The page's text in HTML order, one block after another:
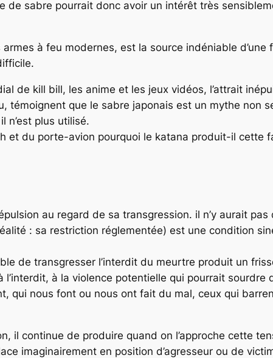
de sabre pourrait donc avoir un intérêt très
à feu modernes, est la source indéniable d’une
de kill bill, les anime et les jeux vidéos, l’attrait
que le sabre japonais est un mythe non
n’est plus utilisé.
et du porte-avion pourquoi le katana produit-il cette
au regard de sa transgression. il n’y aurait pas
: sa restriction réglementée) est une condition
de transgresser l’interdit du meurtre produit un
à la violence potentielle qui pourrait sourdre
qui nous font ou nous ont fait du mal, ceux qui
il continue de produire quand on l’approche cette
imaginairement en position d’agresseur ou de